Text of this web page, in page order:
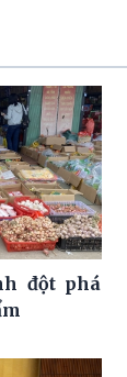
đột phá